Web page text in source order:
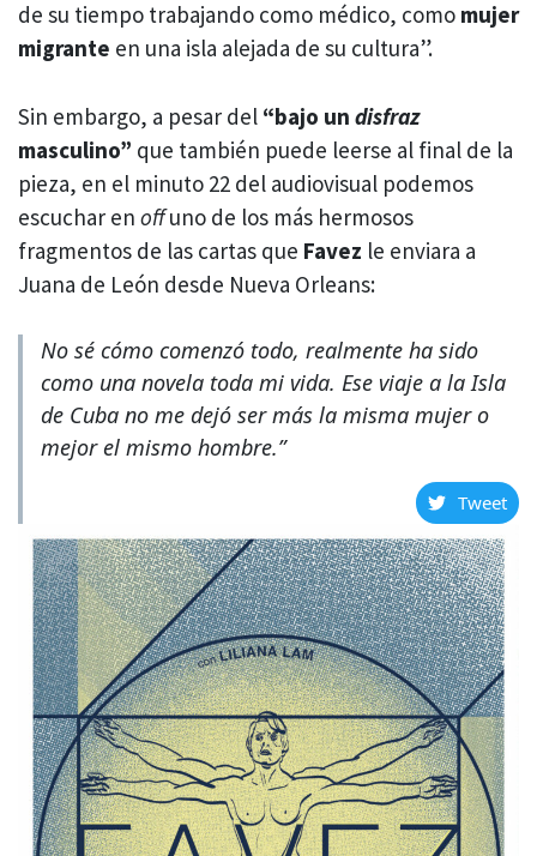
de su tiempo trabajando como médico, como mujer
migrante en una isla alejada de su cultura”.
Sin embargo, a pesar del “bajo un disfraz
masculino” que también puede leerse al final de la
pieza, en el minuto 22 del audiovisual podemos
escuchar en offuno de los más hermosos
fragmentos de las cartas que Favez le enviara a
Juana de León desde Nueva Orleans:
No sé cómo comenzó todo, realmente ha sido
como una novela toda mi vida. Ese viaje a la Isla
de Cuba no me dejó ser más la misma mujer o
mejor el mismo hombre.”
Tweet